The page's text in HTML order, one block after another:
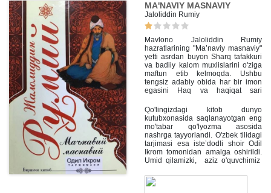
MA'NAVIY MASNAVIY
Jaloliddin Rumiy
Mavlono Jaloliddin Rumiy
hazratlarining "Ma’naviy masnaviy"
yetti asrdan buyon Sharq tafakkuri
va badiiy kalom muxlislarini o'ziga
maftun etib kelmoqda. Ushbu
tengsiz adabiy obida har bir imon
egasini Haq va haqiqat sari
narvondir.
Qo'lingizdagi kitob dunyo
kutubxonasida saqlanayotgan eng
mo'tabar qo'lyozma asosida
nashrga tayyorlandi. O'zbek tilidagi
tarjimasi esa iste’dodli shoir Odil
Ikrom tomonidan amalga oshirildi.
Umid qilamizki, aziz o'quvchimiz
bepoyon ma’naviy ummondan
bahramand bo'ladi.